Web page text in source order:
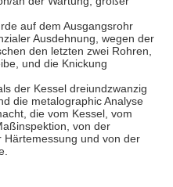
auf dem Ausgangsrohr
Ausdehnung, wegen der
den letzten zwei Rohren,
und die Knickung
der Kessel dreiundzwanzig
die metalographic Analyse
die vom Kessel, vom
von der
und von der